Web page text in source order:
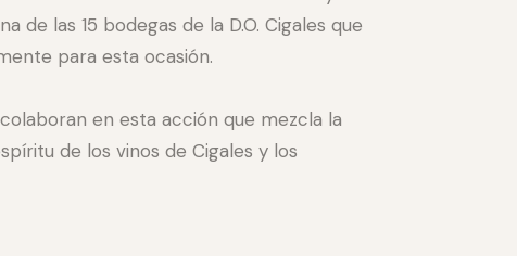
las 15 bodegas de la D.O. Cigales que
para esta ocasión.
en esta acción que mezcla la
de los vinos de Cigales y los